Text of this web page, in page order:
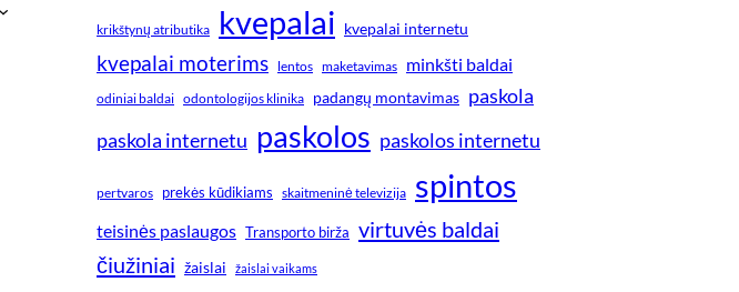
krikštynų atributika kvepalai kvepalai internetu
kvepalai moterims lentos maketavimas minkšti baldai
odiniai baldai odontologijos klinika padangų montavimas paskola
paskola internetu paskolos paskolos internetu
pertvaros prekės kūdikiams skaitmeninė televizija spintos
teisinės paslaugos Transporto birža virtuvės baldai
čiužiniai žaislai žaislai vaikams